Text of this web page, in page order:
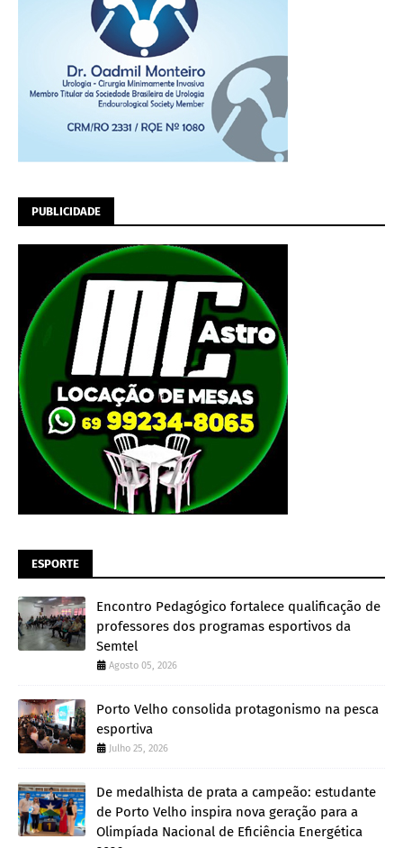
PUBLICIDADE
ESPORTE
Encontro Pedagógico fortalece qualificação de
professores dos programas esportivos da
Semtel
Agosto 05, 2026
Porto Velho consolida protagonismo na pesca
esportiva
Julho 25, 2026
De medalhista de prata a campeão: estudante
de Porto Velho inspira nova geração para a
Olimpíada Nacional de Eficiência Energética